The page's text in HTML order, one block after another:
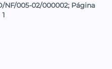
NF/005-02/000002; Página
1